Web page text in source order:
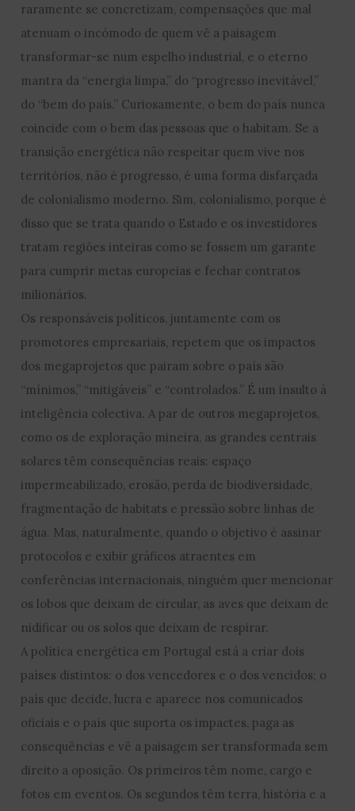
raramente se concretizam, compensações que mal
atenuam o incómodo de quem vê a paisagem
transformar-se num espelho industrial, e o eterno
mantra da “energia limpa,” do “progresso inevitável,”
do “bem do país.” Curiosamente, o bem do país nunca
coincide com o bem das pessoas que o habitam. Se a
transição energética não respeitar quem vive nos
territórios, não é progresso, é uma forma disfarçada
de colonialismo moderno. Sim, colonialismo, porque é
disso que se trata quando o Estado e os investidores
tratam regiões inteiras como se fossem um garante
para cumprir metas europeias e fechar contratos
milionários.
Os responsáveis políticos, juntamente com os
promotores empresariais, repetem que os impactos
dos megaprojetos que pairam sobre o país são
“mínimos,” “mitigáveis” e “controlados.” É um insulto à
inteligência colectiva. A par de outros megaprojetos,
como os de exploração mineira, as grandes centrais
solares têm consequências reais: espaço
impermeabilizado, erosão, perda de biodiversidade,
fragmentação de habitats e pressão sobre linhas de
água. Mas, naturalmente, quando o objetivo é assinar
protocolos e exibir gráficos atraentes em
conferências internacionais, ninguém quer mencionar
os lobos que deixam de circular, as aves que deixam de
nidificar ou os solos que deixam de respirar.
A política energética em Portugal está a criar dois
países distintos: o dos vencedores e o dos vencidos; o
país que decide, lucra e aparece nos comunicados
oficiais e o país que suporta os impactes, paga as
consequências e vê a paisagem ser transformada sem
direito a oposição. Os primeiros têm nome, cargo e
fotos em eventos. Os segundos têm terra, história e a